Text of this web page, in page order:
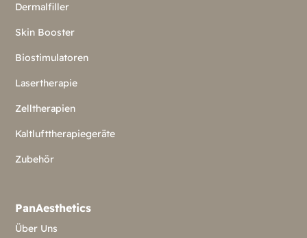
Dermalfiller
Skin Booster
Biostimulatoren
Lasertherapie
Zelltherapien
Kaltlufttherapiegeräte
Zubehör
PanAesthetics
Über Uns